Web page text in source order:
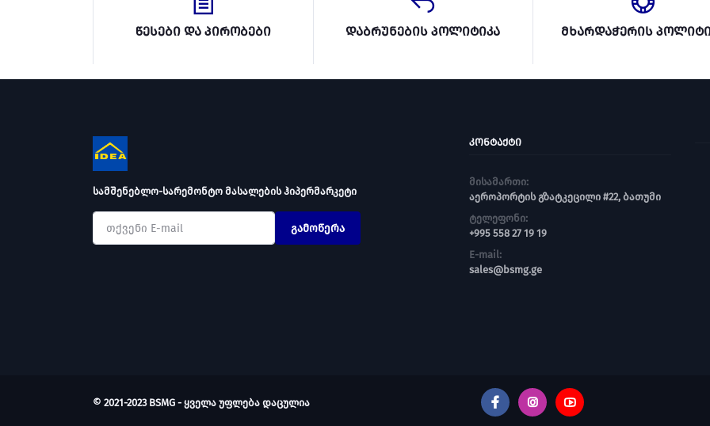
წესები და პირობები დაბრუნების პოლიტიკა მხარდაჭერის
სამშენებლო-სარემონტო მასალების ჰიპერმარკეტი
გამოწერა
ᲙᲝᲜᲢᲐᲥᲢᲘ
მისამართი:
აეროპორტის გზატკეცილი #22, ბათუმი
ტელეფონი:
+995 558 27 19 19
E-mail:
sales@bsmg.ge
© 2021-2023 BSMG - ყველა უფლება დაცულია